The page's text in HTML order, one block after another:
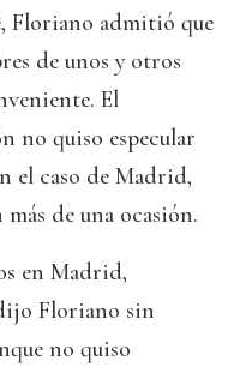
Floriano admitió que
de unos y otros
El
no quiso especular
el caso de Madrid,
de una ocasión.
en Madrid,
Floriano sin
no quiso